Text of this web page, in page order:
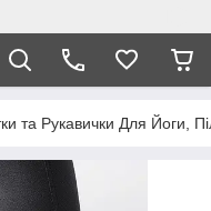
та Рукавички Для Йоги,